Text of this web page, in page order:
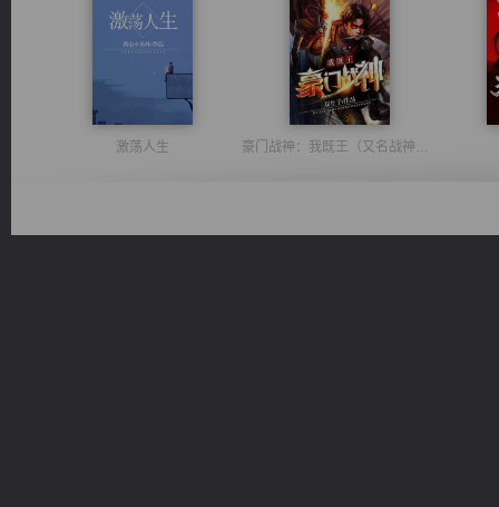
激荡人生 豪门战神：我既王（又名战神归来不败神婿修罗战神）